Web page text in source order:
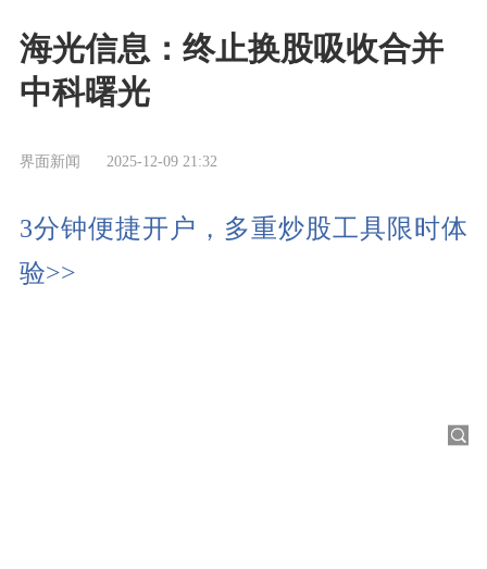
海光信息：终止换股吸收合并
中科曙光
界面新闻 2025-12-09 21:32
3分钟便捷开户，多重炒股工具限时体
验>>